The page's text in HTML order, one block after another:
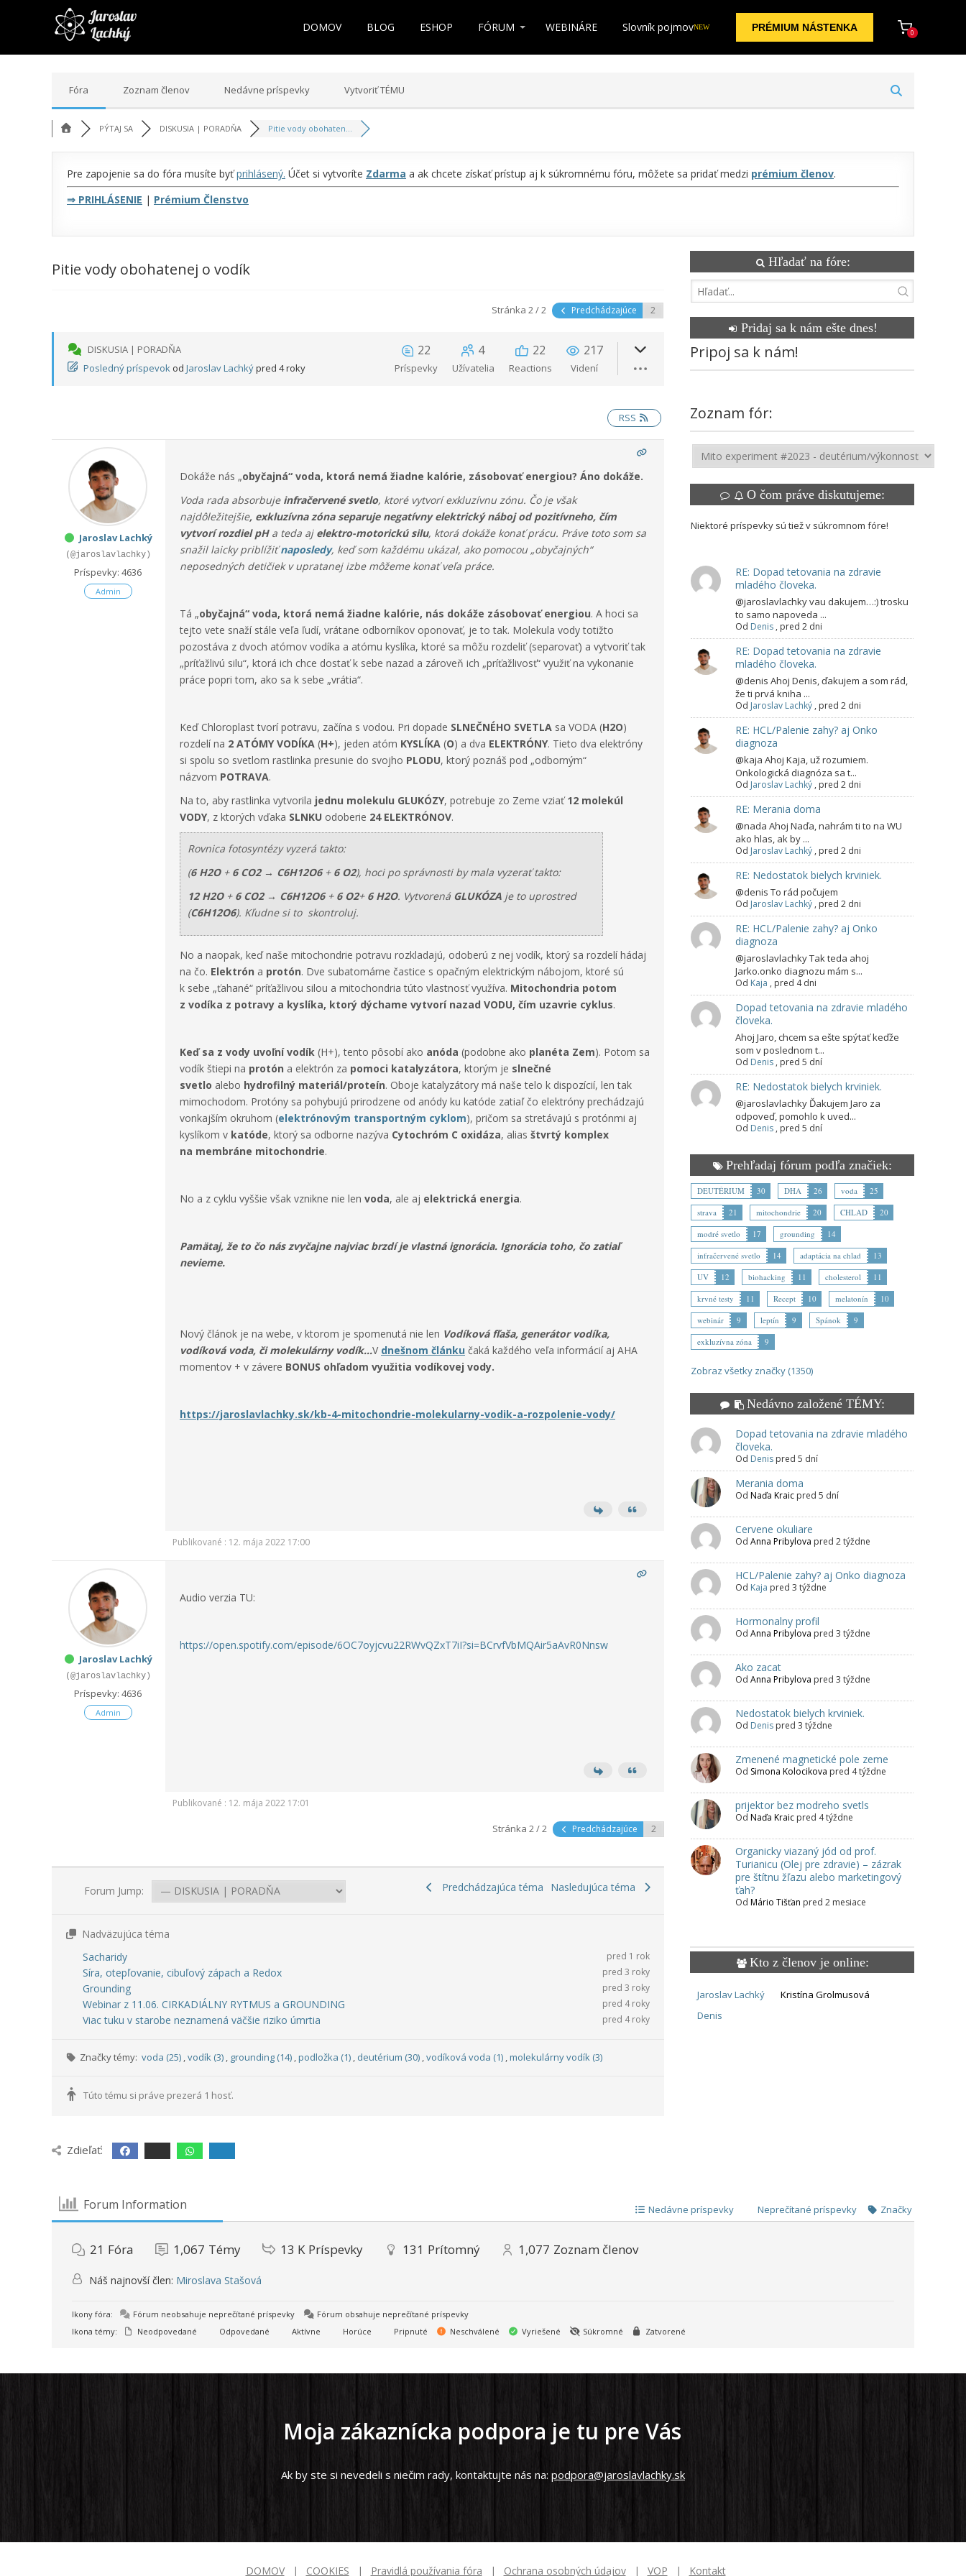
DOMOV BLOG ESHOP FÓRUM WEBINÁRE Slovník pojmovNEW PRÉMIUM NÁSTENKA 0
Fóra Zoznam členov Nedávne príspevky Vytvoriť TÉMU
PÝTAJ SA DISKUSIA | PORADŇA Pitie vody obohaten...
Pre zapojenie sa do fóra musíte byťprihlásený. Účet si vytvoríte Zdarma a ak chcete získať prístup aj k súkromnému fóru, môžete sa pridať medzi prémium členov.
⇒ PRIHLÁSENIE | Prémium Členstvo
Pitie vody obohatenej o vodík
Stránka 2 / 2 Predchádzajúce
DISKUSIA | PORADŇA
Posledný príspevok od Jaroslav Lachkýpred 4 roky
22
Príspevky
4
Užívatelia
22
Reactions
217
Videní
RSS
Jaroslav Lachký
(@jaroslavlachky)
Príspevky: 4636
Admin
Dokáže nás „obyčajná“ voda, ktorá nemá žiadne kalórie, zásobovať energiou? Áno dokáže.
Voda rada absorbuje infračervené svetlo, ktoré vytvorí exkluzívnu zónu. Čo je však
najdôležitejšie, exkluzívna zóna separuje negatívny elektrický náboj od pozitívneho, čím
vytvorí rozdiel pH a teda aj elektro-motorickú silu, ktorá dokáže konať prácu. Práve toto som sa
snažil laicky priblížiťnaposledy, keď som každému ukázal, ako pomocou „obyčajných“
neposedných detičiek v upratanej izbe môžeme konať veľa práce.
Tá „obyčajná“ voda, ktorá nemá žiadne kalórie, nás dokáže zásobovať energiou. A hoci sa
tejto vete snaží stále veľa ľudí, vrátane odborníkov oponovať, je to tak. Molekula vody totižto
pozostáva z dvoch atómov vodíka a atómu kyslíka, ktoré sa môžu rozdeliť (separovať) a vytvoriť tak
„príťažlivú silu“, ktorá ich chce dostať k sebe nazad a zároveň ich „príťažlivosť“ využiť na vykonanie
práce popri tom, ako sa k sebe „vrátia“.
Keď Chloroplast tvorí potravu, začína s vodou. Pri dopade SLNEČNÉHO SVETLA sa VODA (H2O)
rozdelí na 2 ATÓMY VODÍKA (H+), jeden atóm KYSLÍKA (O) a dva ELEKTRÓNY. Tieto dva elektróny
si spolu so svetlom rastlinka presunie do svojho PLODU, ktorý poznáš pod „odborným“
názvom POTRAVA.
Na to, aby rastlinka vytvorila jednu molekulu GLUKÓZY, potrebuje zo Zeme vziať12 molekúl
VODY, z ktorých vďaka SLNKU odoberie 24 ELEKTRÓNOV.
Rovnica fotosyntézy vyzerá takto:
(6 H2O+ 6 CO2→ C6H12O6+ 6 O2), hoci po správnosti by mala vyzerať takto:
12 H2O+ 6 CO2→ C6H12O6 + 6 O2+ 6 H2O. Vytvorená GLUKÓZA je to uprostred
(C6H12O6). Kľudne si to skontroluj.
No a naopak, keď naše mitochondrie potravu rozkladajú, odoberú z nej vodík, ktorý sa rozdelí hádaj
na čo. Elektrón a protón. Dve subatomárne častice s opačným elektrickým nábojom, ktoré sú
k sebe „ťahané“ príťažlivou silou a mitochondria túto vlastnosť využíva. Mitochondria potom
z vodíka z potravy a kyslíka, ktorý dýchame vytvorí nazad VODU, čím uzavrie cyklus.
Keď sa z vody uvoľní vodík (H+), tento pôsobí ako anóda (podobne ako planéta Zem). Potom sa
vodík štiepi na protón a elektrón za pomoci katalyzátora, ktorým je slnečné
svetlo alebo hydrofilný materiál/proteín. Oboje katalyzátory má naše telo k dispozícií, len tak
mimochodom. Protóny sa pohybujú prirodzene od anódy ku katóde zatiaľ čo elektróny prechádzajú
vonkajším okruhom (elektrónovým transportným cyklom), pričom sa stretávajú s protónmi aj
kyslíkom v katóde, ktorý sa odborne nazýva Cytochróm C oxidáza, alias štvrtý komplex
na membráne mitochondrie.
No a z cyklu vyššie však vznikne nie len voda, ale aj elektrická energia.
Pamätaj, že to čo nás zvyčajne najviac brzdí je vlastná ignorácia. Ignorácia toho, čo zatiaľ
nevieme.
Nový článok je na webe, v ktorom je spomenutá nie len Vodíková fľaša, generátor vodíka,
vodíková voda, či molekulárny vodík...V dnešnom článku čaká každého veľa informácií aj AHA
momentov + v závere BONUS ohľadom využitia vodíkovej vody.
https://jaroslavlachky.sk/kb-4-mitochondrie-molekularny-vodik-a-rozpolenie-vody/
Publikované : 12. mája 2022 17:00
Jaroslav Lachký
(@jaroslavlachky)
Príspevky: 4636
Admin
Audio verzia TU:
https://open.spotify.com/episode/6OC7oyjcvu22RWvQZxT7iI?si=BCrvfVbMQAir5aAvR0Nnsw
Publikované : 12. mája 2022 17:01
Stránka 2 / 2 Predchádzajúce
Forum Jump: Predchádzajúca téma Nasledujúca téma
Nadväzujúca téma
Sacharidy
pred 1 rok
Síra, otepľovanie, cibuľový zápach a Redox pred 3 roky
Grounding pred 3 roky
Webinar z 11.06. CIRKADIÁLNY RYTMUS a GROUNDING pred 4 roky
Viac tuku v starobe neznamená väčšie riziko úmrtia pred 4 roky
Značky témy:voda (25) ,vodík (3) , grounding (14) ,podložka (1) , deutérium (30) ,vodíková voda (1) ,molekulárny vodík (3)
Túto tému si práve prezerá 1 hosť.
Hľadať na fóre:
Pridaj sa k nám ešte dnes!
Pripoj sa k nám!
Zoznam fór:
O čom práve diskutujeme:
Niektoré príspevky sú tiež v súkromnom fóre!
RE: Dopad tetovania na zdravie
mladého človeka.
@jaroslavlachky vau dakujem…:) trosku
to samo napoveda ...
Od Denis , pred 2 dni
RE: Dopad tetovania na zdravie
mladého človeka.
@denis Ahoj Denis, ďakujem a som rád,
že ti prvá kniha ...
Od Jaroslav Lachký , pred 2 dni
RE: HCL/Palenie zahy? aj Onko
diagnoza
@kaja Ahoj Kaja, už rozumiem.
Onkologická diagnóza sa t...
Od Jaroslav Lachký , pred 2 dni
RE: Merania doma
@nada Ahoj Naďa, nahrám ti to na WU
ako hlas, ak by ...
Od Jaroslav Lachký , pred 2 dni
RE: Nedostatok bielych krviniek.
@denis To rád počujem
Od Jaroslav Lachký , pred 2 dni
RE: HCL/Palenie zahy? aj Onko
diagnoza
@jaroslavlachky Tak teda ahoj
Jarko.onko diagnozu mám s...
Od Kaja , pred 4 dni
Dopad tetovania na zdravie mladého
človeka.
Ahoj Jaro, chcem sa ešte spýtať keďže
som v poslednom t...
Od Denis , pred 5 dní
RE: Nedostatok bielych krviniek.
@jaroslavlachky Ďakujem Jaro za
odpoveď, pomohlo k uved...
Od Denis , pred 5 dní
Prehľadaj fórum podľa značiek:
DEUTÉRIUM 30 DHA 26 voda
25
strava
21 mitochondrie 20 CHLAD
20
modré svetlo
17 grounding
14
infračervené svetlo
14 adaptácia na chlad
13
UV
12 biohacking 11 cholesterol
11
krvné testy
11 Recept 10 melatonín
10
webinár
9 leptín 9 Spánok
9
exkluzívna zóna
9
Zobraz všetky značky (1350)
Nedávno založené TÉMY:
Dopad tetovania na zdravie mladého
človeka.
Od Denis pred 5 dní
Merania doma
Od Naďa Kraic pred 5 dní
Cervene okuliare
Od Anna Pribylova pred 2 týždne
HCL/Palenie zahy? aj Onko diagnoza
Od Kaja pred 3 týždne
Hormonalny profil
Od Anna Pribylova pred 3 týždne
Ako zacat
Od Anna Pribylova pred 3 týždne
Nedostatok bielych krviniek.
Od Denis pred 3 týždne
Zmenené magnetické pole zeme
Od Simona Kolocikova pred 4 týždne
prijektor bez modreho svetls
Od Naďa Kraic pred 4 týždne
Organicky viazaný jód od prof.
Turianicu (Olej pre zdravie) – zázrak
pre štítnu žľazu alebo marketingový
ťah?
Od Mário Tišťan pred 2 mesiace
Kto z členov je online:
Jaroslav Lachký
Kristína Grolmusová
Denis
Zdieľať:
Forum Information Nedávne príspevky Neprečítané príspevky Značky
21 Fóra 1,067 Témy 13 K Príspevky 131 Prítomný 1,077 Zoznam členov
Náš najnovší člen: Miroslava Stašová
Ikony fóra: Fórum neobsahuje neprečítané príspevky
Fórum obsahuje neprečítané príspevky
Ikona témy:
Neodpovedané Odpovedané Aktívne Horúce Pripnuté Neschválené Vyriešené Súkromné Zatvorené
Moja zákaznícka podpora je tu pre Vás
Ak by ste si nevedeli s niečim rady, kontaktujte nás na: podpora@jaroslavlachky.sk
DOMOV COOKIES Pravidlá používania fóra Ochrana osobných údajov VOP Kontakt